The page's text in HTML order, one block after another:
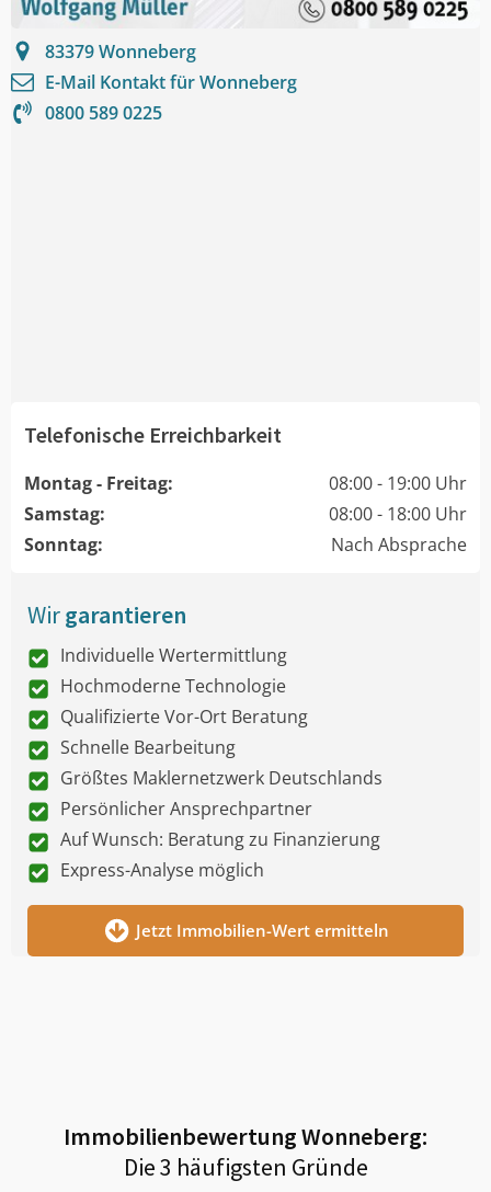
83379Wonneberg
E-Mail Kontakt fürWonneberg
0800 589 0225
Telefonische Erreichbarkeit
Montag - Freitag:
08:00 - 19:00 Uhr
Samstag:
08:00 - 18:00 Uhr
Sonntag:
Nach Absprache
Wirgarantieren
Individuelle Wertermittlung
Hochmoderne Technologie
Qualifizierte Vor-Ort Beratung
Schnelle Bearbeitung
Größtes Maklernetzwerk Deutschlands
Persönlicher Ansprechpartner
Auf Wunsch: Beratung zu Finanzierung
Express-Analyse möglich
Jetzt Immobilien-Wert ermitteln
ImmobilienbewertungWonneberg:
Die 3 häufigsten Gründe